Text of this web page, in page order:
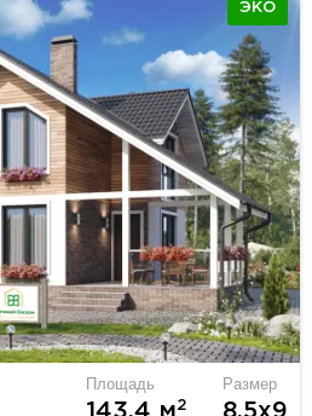
ЭКО
Площадь
143.4 м2
Размер
8.5х9